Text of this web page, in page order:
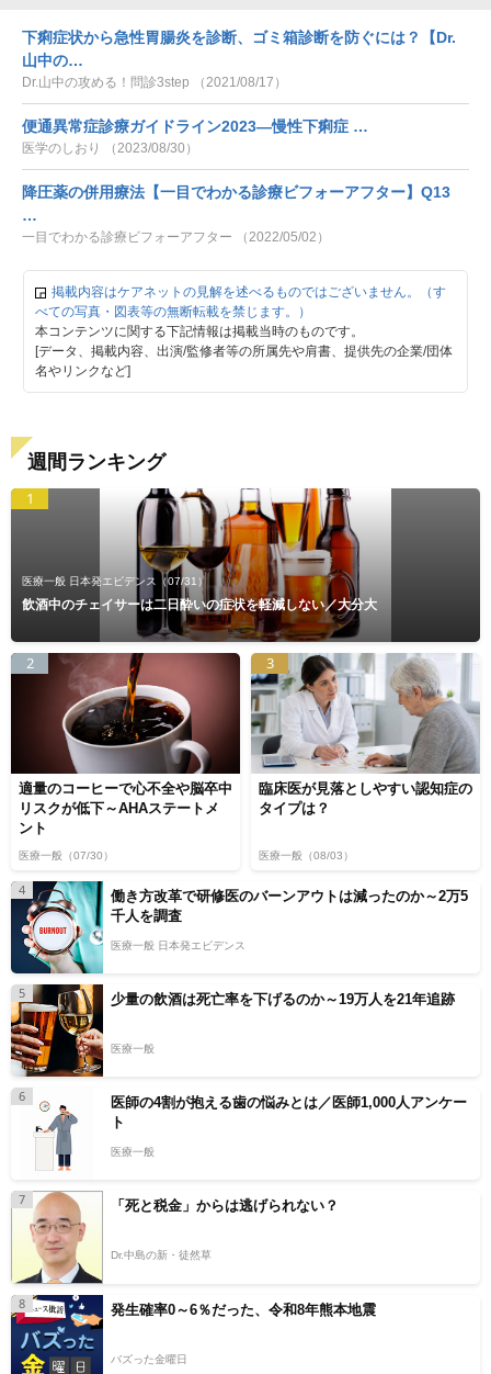
下痢症状から急性胃腸炎を診断、ゴミ箱診断を防ぐには？【Dr.
山中の…
Dr.山中の攻める！問診3step （2021/08/17）
便通異常症診療ガイドライン2023―慢性下痢症 …
医学のしおり （2023/08/30）
降圧薬の併用療法【一目でわかる診療ビフォーアフター】Q13
…
一目でわかる診療ビフォーアフター （2022/05/02）
掲載内容はケアネットの見解を述べるものではございません。（す
べての写真・図表等の無断転載を禁じます。）
本コンテンツに関する下記情報は掲載当時のものです。
[データ、掲載内容、出演/監修者等の所属先や肩書、提供先の企業/団体
名やリンクなど]
週間ランキング
1
医療一般 日本発エビデンス （07/31）
飲酒中のチェイサーは二日酔いの症状を軽減しない／大分大
2
適量のコーヒーで心不全や脳卒中
リスクが低下～AHAステートメ
ント
医療一般 （07/30）
3
臨床医が見落としやすい認知症の
タイプは？
医療一般 （08/03）
4
働き方改革で研修医のバーンアウトは減ったのか～2万5
千人を調査
医療一般 日本発エビデンス
5 少量の飲酒は死亡率を下げるのか～19万人を21年追跡
医療一般
6
医師の4割が抱える歯の悩みとは／医師1,000人アンケー
ト
医療一般
7 「死と税金」からは逃げられない？
Dr.中島の新・徒然草
8 発生確率0～6％だった、令和8年熊本地震
バズった金曜日